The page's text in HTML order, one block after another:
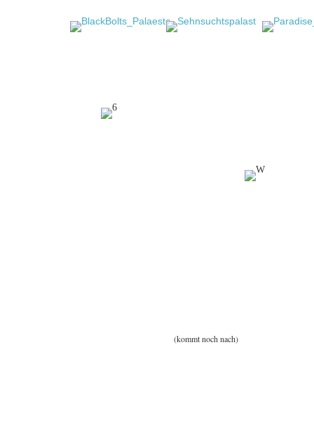
(kommt noch nach)